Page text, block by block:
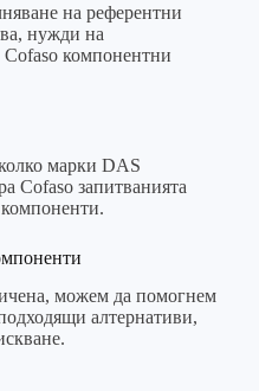
на референтни
нужди на
компонентни
марки DAS
Cofaso запитванията
можем да помогнем
алтернативи,